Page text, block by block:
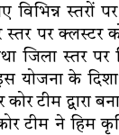
विभिन्न स्तरों
पर क्लस्टर
जिला स्तर पर
योजना के दिशा
कोर टीम द्वारा
टीम ने हिम